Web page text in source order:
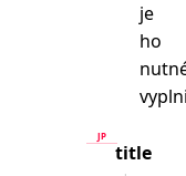
je
ho
title